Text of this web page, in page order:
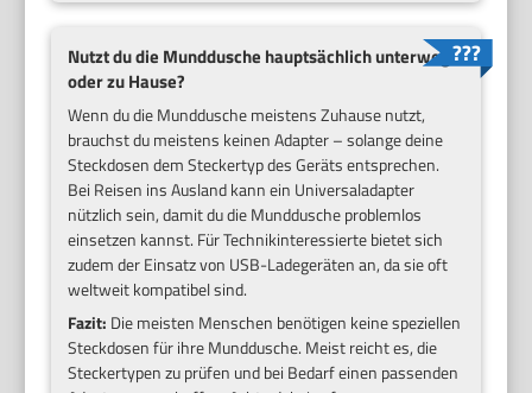
Nutzt du die Munddusche hauptsächlich unterwegs
oder zu Hause?
Wenn du die Munddusche meistens Zuhause nutzt,
brauchst du meistens keinen Adapter – solange deine
Steckdosen dem Steckertyp des Geräts entsprechen.
Bei Reisen ins Ausland kann ein Universaladapter
nützlich sein, damit du die Munddusche problemlos
einsetzen kannst. Für Technikinteressierte bietet sich
zudem der Einsatz von USB-Ladegeräten an, da sie oft
weltweit kompatibel sind.
Fazit: Die meisten Menschen benötigen keine speziellen
Steckdosen für ihre Munddusche. Meist reicht es, die
Steckertypen zu prüfen und bei Bedarf einen passenden